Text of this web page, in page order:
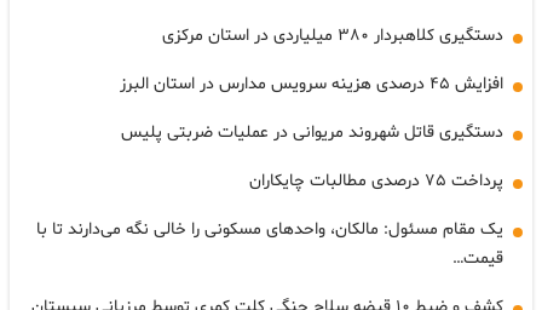
دستگیری کلاهبردار ۳۸۰ میلیاردی در استان مرکزی
افزایش ۴۵ درصدی هزینه سرویس مدارس در استان البرز
دستگیری قاتل شهروند مریوانی در عملیات ضربتی پلیس
پرداخت ۷۵ درصدی مطالبات چایکاران
یک مقام مسئول: مالکان، واحدهای مسکونی را خالی نگه می‌دارند تا با
قیمت…